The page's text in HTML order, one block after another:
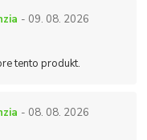
- 09. 08. 2026
tento produkt.
- 08. 08. 2026